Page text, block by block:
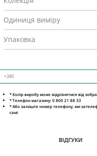
Одиниця виміру
Упаковка
* Колір виробу може відрізнятися від
* Телефон магазину: 0 800 21 88 33
* Або залиште номер телефону, ми
самі
ВІДГУКИ